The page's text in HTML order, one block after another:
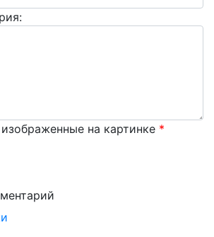
на картинке *